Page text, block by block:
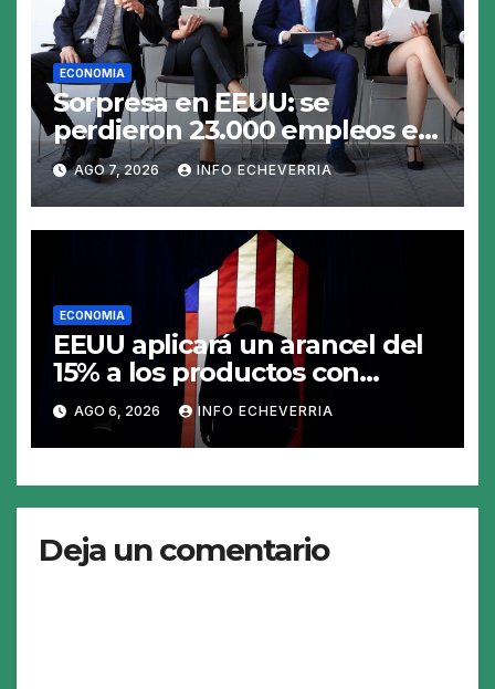
ECONOMIA
Sorpresa en EEUU: se
perdieron 23.000 empleos en
julio y el mercado recalcula
las perspectivas para las tasas
AGO 7, 2026 INFO ECHEVERRIA
ECONOMIA
EEUU aplicará un arancel del
15% a los productos con
polisilicio para frenar el
avance de China
AGO 6, 2026 INFO ECHEVERRIA
Deja un comentario